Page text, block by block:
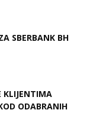
SBERBANK BH
KLIJENTIMA
ODABRANIH